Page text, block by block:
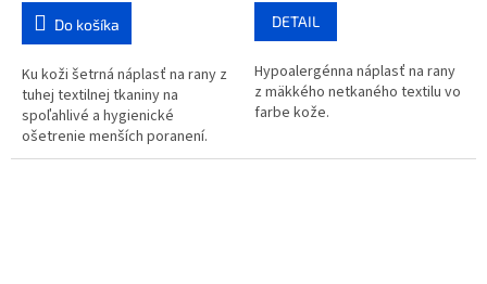
Do košíka
Ku koži šetrná náplasť na rany z
tuhej textilnej tkaniny na
spoľahlivé a hygienické
ošetrenie menších poranení.
DETAIL
Hypoalergénna náplasť na rany
z mäkkého netkaného textilu vo
farbe kože.